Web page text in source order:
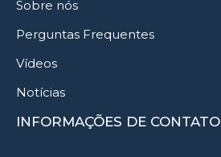
Sobre nós
Perguntas Frequentes
Vídeos
Notícias
INFORMAÇÕES DE CONTATO